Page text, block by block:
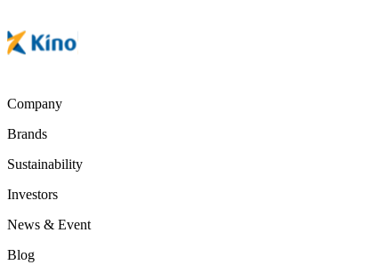
Company
Brands
Sustainability
Investors
News & Event
Blog